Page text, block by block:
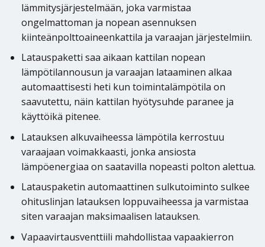
lämmitysjärjestelmään, joka varmistaa
ongelmattoman ja nopean asennuksen
kiinteänpolttoaineenkattila ja varaajan järjestelmiin.
Latauspaketti saa aikaan kattilan nopean
lämpötilannousun ja varaajan lataaminen alkaa
automaattisesti heti kun toimintalämpötila on
saavutettu, näin kattilan hyötysuhde paranee ja
käyttöikä pitenee.
Latauksen alkuvaiheessa lämpötila kerrostuu
varaajaan voimakkaasti, jonka ansiosta
lämpöenergiaa on saatavilla nopeasti polton alettua.
Latauspaketin automaattinen sulkutoiminto sulkee
ohituslinjan latauksen loppuvaiheessa ja varmistaa
siten varaajan maksimaalisen latauksen.
Vapaavirtausventtiili mahdollistaa vapaakierron